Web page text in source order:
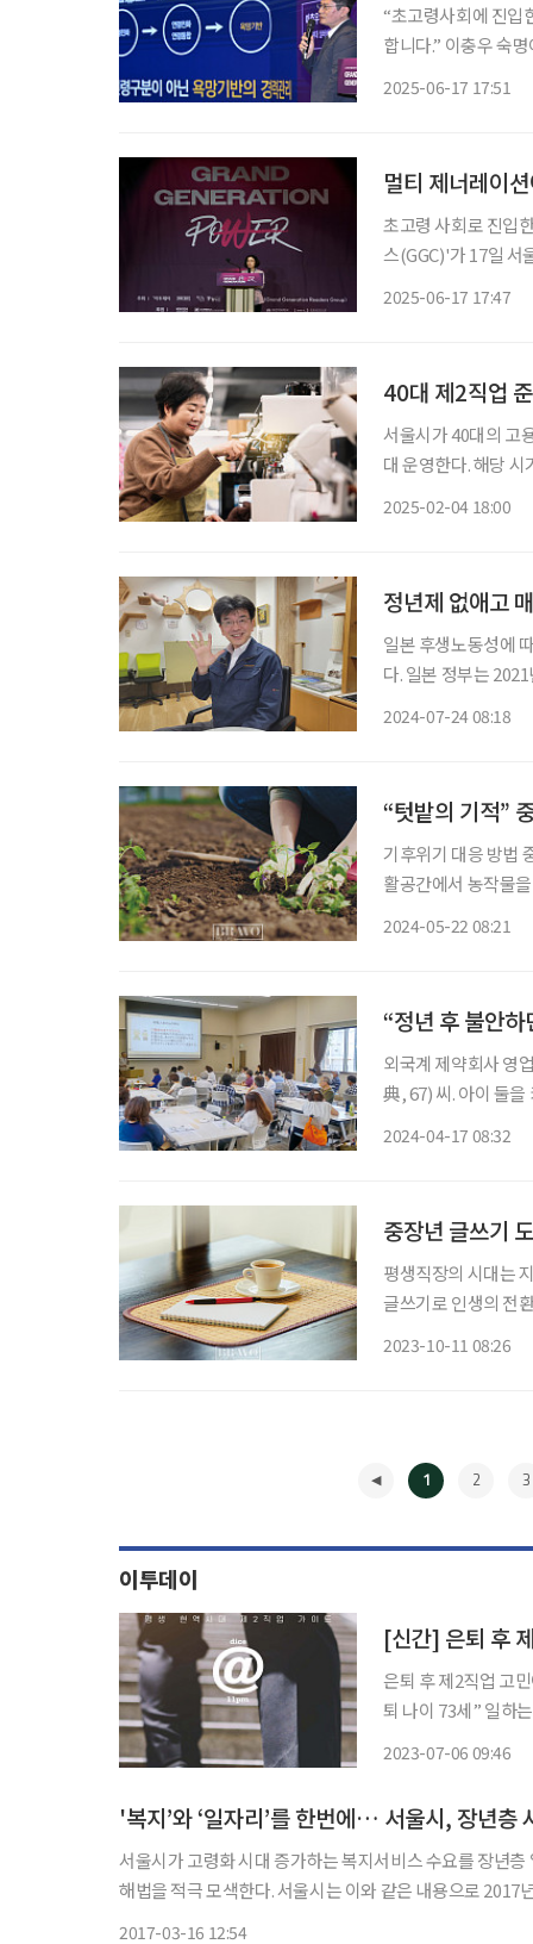
“초고령사회에 진입
합니다.” 이충우 숙명여대 실버비즈니스학과 교수는 17일 서울 중구 앰배서더 서울 풀만 그랜
2025-06-17 17:51
멀티 제너레이
초고령 사회로 진입
스(GGC)'가 17일 서
2025-06-17 17:47
40대 제2직업
서울시가 40대의 고
대 운영한다. 해당
2025-02-04 18:00
정년제 없애고
일본 후생노동성에
다. 일본 정부는 2021년 65세까지 고용 확보를 의무화하고, 65세 이상 직원도 원
2024-07-24 08:18
“텃밭의 기적”
기후위기 대응 방법
활공간에서 농작물
2024-05-22 08:21
“정년 후 불안
외국계 제약회사 영
典, 67) 씨. 아이 둘
2024-04-17 08:32
중장년 글쓰기
평생직장의 시대는
글쓰기로 인생의 전
2023-10-11 08:26
1 2 3
이투데이
[신간] 은퇴 후
은퇴 후 제2직업 고
퇴 나이 73세” 일하
2023-07-06 09:46
'복지’와 ‘일자리’를 한번에… 서울시, 장년
서울시가 고령화 시대 증가하는 복지서비스 수요를 장년
해법을 적극 모색한다. 서울시는 이와 같은 내용으로 2017년 50+세대(만50세~67세)에게 사회공헌 일자리 2000개를 지원할 계획
2017-03-16 12:54